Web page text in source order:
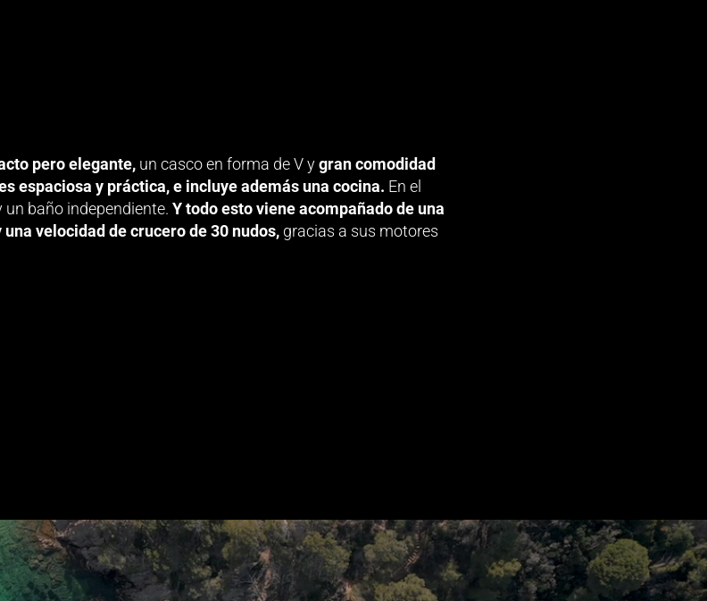
pero elegante, un casco en forma de V ygran comodidad
espaciosa y práctica, e incluye además una cocina. En el
baño independiente. Y todo esto viene acompañado de una
velocidad de crucero de 30 nudos, gracias a sus motores